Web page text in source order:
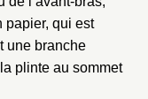
papier, qui est
une branche
plinte au sommet